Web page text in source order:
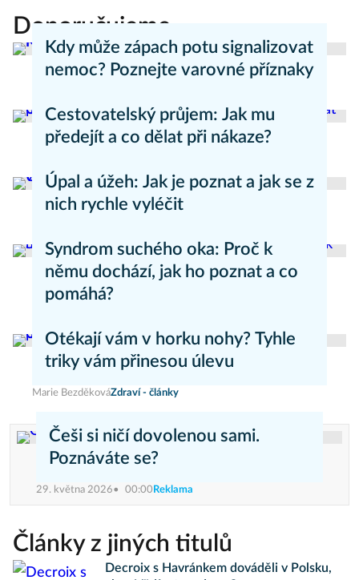
Doporučujeme
Kdy může zápach potu signalizovat
nemoc? Poznejte varovné příznaky
Cestovatelský průjem: Jak mu
předejít a co dělat při nákaze?
Aneta Valešová
Úpal a úžeh: Jak je poznat a jak se z
nich rychle vyléčit
Syndrom suchého oka: Proč k
němu dochází, jak ho poznat a co
pomáhá?
Otékají vám v horku nohy? Tyhle
triky vám přinesou úlevu
Marie BezděkováZdraví - články
Češi si ničí dovolenou sami.
Poznáváte se?
29. května 2026 00:00 Reklama
Články z jiných titulů
Decroix s Havránkem dováděli v Polsku,